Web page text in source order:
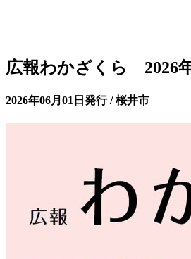
広報わかざくら 2026
2026年06月01日発行 / 桜井市